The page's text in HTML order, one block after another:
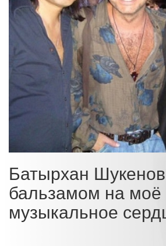
Батырхан
бальзамом на моё
музыкальное